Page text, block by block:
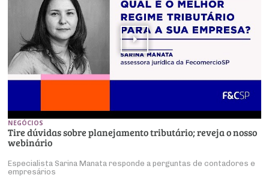
NEGÓCIOS
Tire dúvidas sobre planejamento tributário; reveja o nosso
webinário
Especialista Sarina Manata responde a perguntas de contadores e
empresários